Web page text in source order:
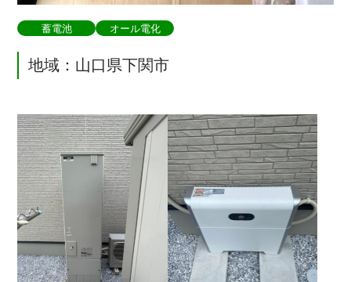
蓄電池 オール電化
地域：山口県下関市